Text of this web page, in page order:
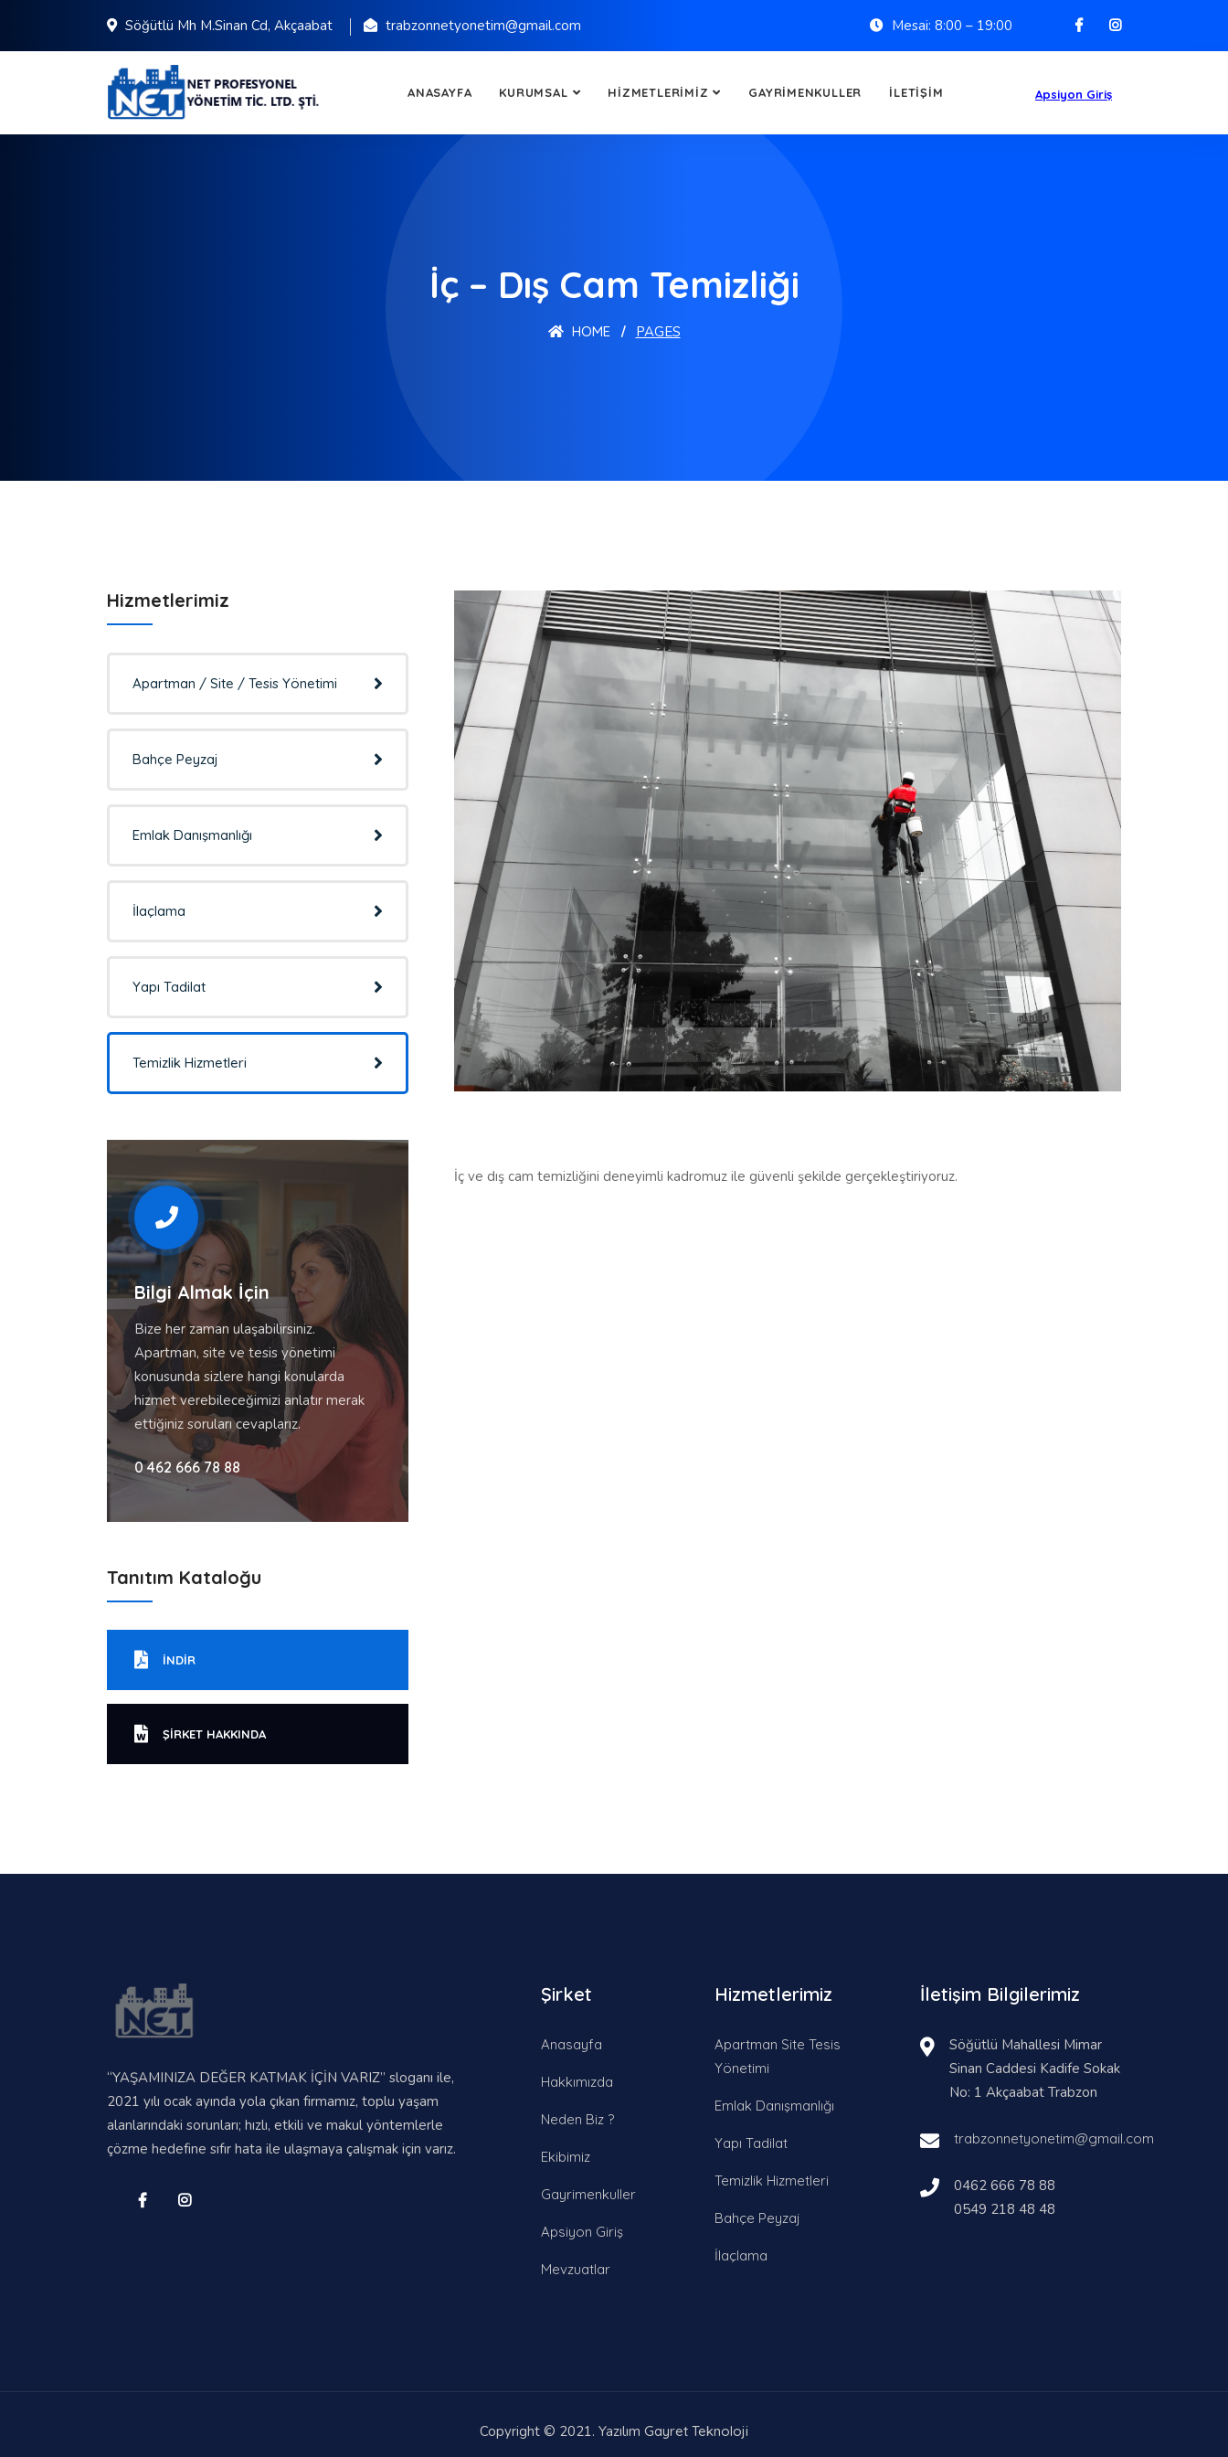
Söğütlü Mh M.Sinan Cd, Akçaabat trabzonnetyonetim@gmail.com Mesai: 8:00 – 19:00
Apsiyon Giriş
ANASAYFA KURUMSAL HIZMETLERIMIZ GAYRIMENKULLER İLETIŞIM
İç – Dış Cam Temizliği
HOME PAGES
Hizmetlerimiz
Apartman / Site / Tesis Yönetimi
Bahçe Peyzaj
Emlak Danışmanlığı
İlaçlama
Yapı Tadilat
Temizlik Hizmetleri
Bilgi Almak İçin
Bize her zaman ulaşabilirsiniz.
Apartman, site ve tesis yönetimi
konusunda sizlere hangi konularda
hizmet verebileceğimizi anlatır merak
ettiğiniz soruları cevaplarız.
0 462 666 78 88
Tanıtım Kataloğu
İNDIR
ŞIRKET HAKKINDA
İç ve dış cam temizliğini deneyimli kadromuz ile güvenli şekilde gerçekleştiriyoruz.
“YAŞAMINIZA DEĞER KATMAK İÇİN VARIZ” sloganı ile,
2021 yılı ocak ayında yola çıkan firmamız, toplu yaşam
alanlarındaki sorunları; hızlı, etkili ve makul yöntemlerle
çözme hedefine sıfır hata ile ulaşmaya çalışmak için varız.
Şirket
Anasayfa
Hakkımızda
Neden Biz ?
Ekibimiz
Gayrimenkuller
Apsiyon Giriş
Mevzuatlar
Hizmetlerimiz
Apartman Site Tesis
Yönetimi
Emlak Danışmanlığı
Yapı Tadilat
Temizlik Hizmetleri
Bahçe Peyzaj
İlaçlama
İletişim Bilgilerimiz
Söğütlü Mahallesi Mimar
Sinan Caddesi Kadife Sokak
No: 1 Akçaabat Trabzon
trabzonnetyonetim@gmail.com
0462 666 78 88
0549 218 48 48
Copyright © 2021. Yazılım Gayret Teknoloji